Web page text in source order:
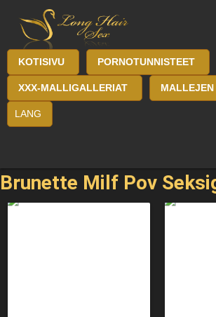
KOTISIVU PORNOTUNNISTEET
XXX-MALLIGALLERIAT
LANG
Brunette Milf Pov